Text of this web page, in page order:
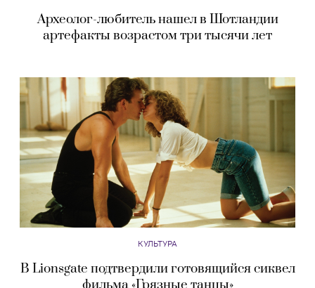
Археолог-любитель нашел в Шотландии
артефакты возрастом три тысячи лет
КУЛЬТУРА
В Lionsgate подтвердили готовящийся сиквел